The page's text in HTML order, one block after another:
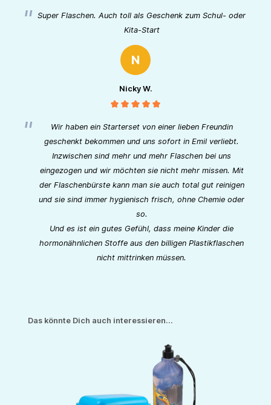
Super Flaschen. Auch toll als Geschenk zum Schul- oder
Kita-Start
N
Nicky W.
Wir haben ein Starterset von einer lieben Freundin
geschenkt bekommen und uns sofort in Emil verliebt.
Inzwischen sind mehr und mehr Flaschen bei uns
eingezogen und wir möchten sie nicht mehr missen. Mit
der Flaschenbürste kann man sie auch total gut reinigen
und sie sind immer hygienisch frisch, ohne Chemie oder
so.
Und es ist ein gutes Gefühl, dass meine Kinder die
hormonähnlichen Stoffe aus den billigen Plastikflaschen
nicht mittrinken müssen.
Produktgalerie überspringen
Das könnte Dich auch interessieren...